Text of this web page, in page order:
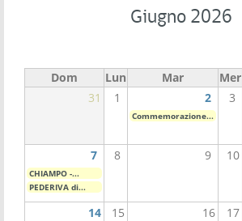
Giugno 2026
Dom Lun Mar Mer
31
1 2 3
Commemorazione...
7 8 9 10
CHIAMPO -...
PEDERIVA di...
14 15 16 17